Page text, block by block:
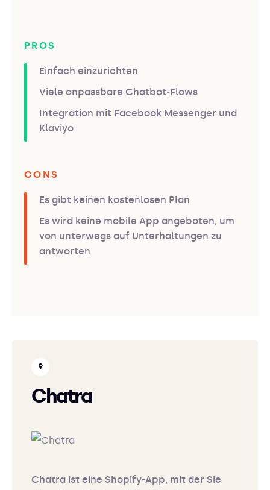
PROS
Einfach einzurichten
Viele anpassbare Chatbot-Flows
Integration mit Facebook Messenger und
Klaviyo
CONS
Es gibt keinen kostenlosen Plan
Es wird keine mobile App angeboten, um
von unterwegs auf Unterhaltungen zu
antworten
Chatra
Chatra ist eine Shopify-App, mit der Sie